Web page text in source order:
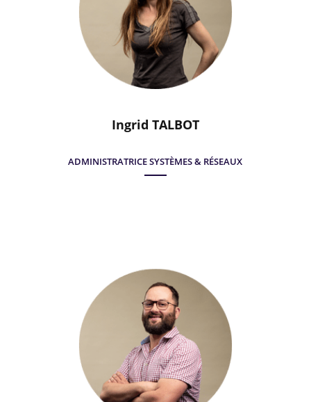
Ingrid TALBOT
ADMINISTRATRICE SYSTÈMES & RÉSEAUX